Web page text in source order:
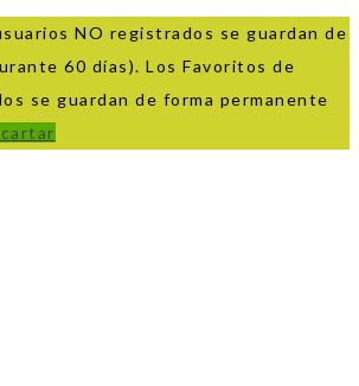
NO registrados se guardan de
60 días). Los Favoritos de
se guardan de forma permanente